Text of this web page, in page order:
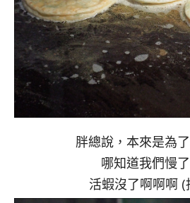
胖總說，本來是為
哪知道我們慢
活蝦沒了啊啊啊 (